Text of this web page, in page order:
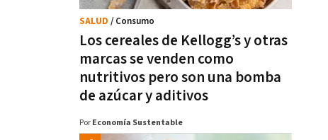
Los cereales de Kellogg’s y otras
marcas se venden como
nutritivos pero son una bomba
de azúcar y aditivos
SALUD / Consumo
Por Economía Sustentable